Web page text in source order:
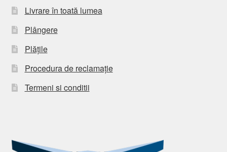
Livrare în toată lumea
Plângere
Plățile
Procedura de reclamație
Termeni si conditii